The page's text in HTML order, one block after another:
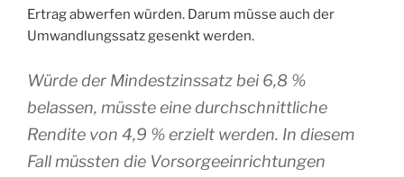
Ertrag abwerfen würden. Darum müsse auch der
Umwandlungssatz gesenkt werden.
Würde der Mindestzinssatz bei 6,8 %
belassen, müsste eine durchschnittliche
Rendite von 4,9 % erzielt werden. In diesem
Fall müssten die Vorsorgeeinrichtungen